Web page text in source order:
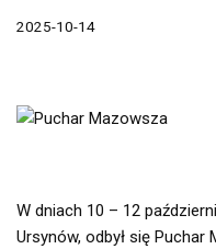
2025-10-14
W dniach 10 – 12
Ursynów, odbył się